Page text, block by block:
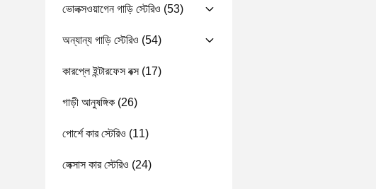
ভোলক্সওয়াগেন গাড়ি স্টেরিও (53)
অন্যান্য গাড়ি স্টেরিও (54)
কারপ্লে ইন্টারফেস বক্স(17)
গাড়ী আনুষঙ্গিক (26)
পোর্শে কার স্টেরিও (11)
লেক্সাস কার স্টেরিও (24)